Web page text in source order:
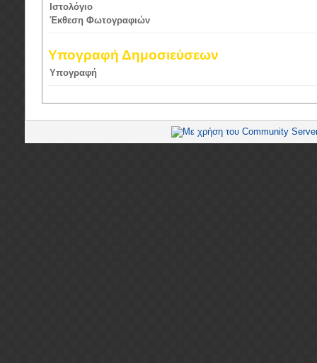
Ιστολόγιο
Έκθεση Φωτογραφιών
Υπογραφή Δημοσιεύσεων
Υπογραφή